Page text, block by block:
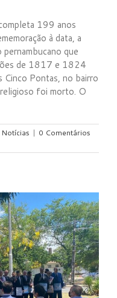
199 anos
à data, a
que
de 1817 e 1824
Cinco Pontas, no bairro
foi morto. O
Notícias | 0 Comentários